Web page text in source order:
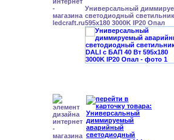
Универсальный
светодиодный
595x180 3000K IP20 Опал